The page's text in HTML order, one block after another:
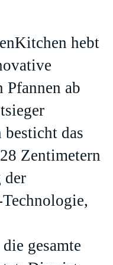
hebt
Pfannen ab
das
Zentimetern
der
gesamte